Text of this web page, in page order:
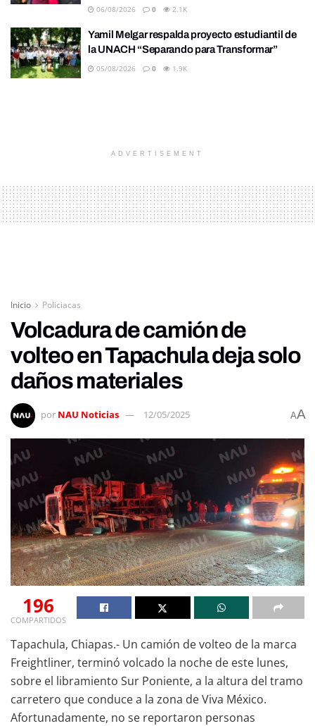
06/08/2026 0 2.1K
Yamil Melgar respalda proyecto estudiantil de
la UNACH “Separando para Transformar”
05/08/2026 0 1.9K
ADVERTISEMENT
Inicio Policiacas
Volcadura de camión de
volteo en Tapachula deja solo
daños materiales
por NAU Noticias 12/05/2025 AA
196
COMPARTIDOS
Tapachula, Chiapas.- Un camión de volteo de la marca
Freightliner, terminó volcado la noche de este lunes,
sobre el libramiento Sur Poniente, a la altura del tramo
carretero que conduce a la zona de Viva México.
Afortunadamente, no se reportaron personas